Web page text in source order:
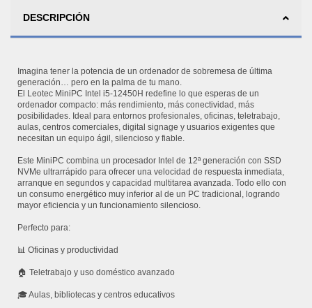
DESCRIPCIÓN
Imagina tener la potencia de un ordenador de sobremesa de última
generación… pero en la palma de tu mano.
El Leotec MiniPC Intel i5-12450H redefine lo que esperas de un
ordenador compacto: más rendimiento, más conectividad, más
posibilidades. Ideal para entornos profesionales, oficinas, teletrabajo,
aulas, centros comerciales, digital signage y usuarios exigentes que
necesitan un equipo ágil, silencioso y fiable.
Este MiniPC combina un procesador Intel de 12ª generación con SSD
NVMe ultrarrápido para ofrecer una velocidad de respuesta inmediata,
arranque en segundos y capacidad multitarea avanzada. Todo ello con
un consumo energético muy inferior al de un PC tradicional, logrando
mayor eficiencia y un funcionamiento silencioso.
Perfecto para:
📊 Oficinas y productividad
🏠 Teletrabajo y uso doméstico avanzado
🎓 Aulas, bibliotecas y centros educativos